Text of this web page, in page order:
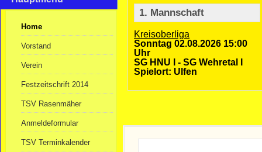
Home
Vorstand
Verein
Festzeitschrift 2014
TSV Rasenmäher
Anmeldeformular
TSV Terminkalender
1. Mannschaft
Kreisoberliga
Sonntag 02.08.2026 15:00
Uhr
SG HNU I - SG Wehretal I
Spielort: Ulfen